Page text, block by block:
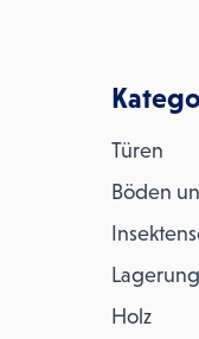
Türen
Böden
Lagerung
Holz